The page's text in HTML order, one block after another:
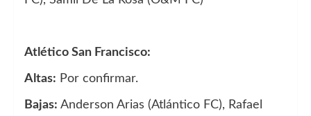
Atlético San Francisco:
Altas: Por confirmar.
Bajas: Anderson Arias (Atlántico FC), Rafael